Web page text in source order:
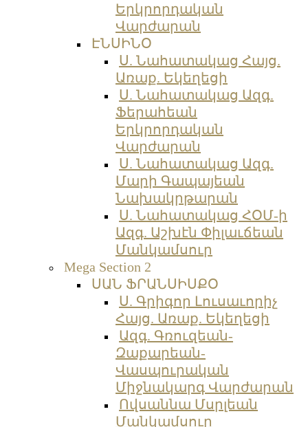
Երկրորդական
Վարժարան
ԷՆՍԻՆՕ
Ս. Նահատակաց Հայց.
Առաք. Եկեղեցի
Ս. Նահատակաց Ազգ.
Ֆերահեան
Երկրորդական
Վարժարան
Ս. Նահատակաց Ազգ.
Մարի Գապայեան
Նախակրթարան
Ս. Նահատակաց ՀՕՄ-ի
Ազգ. Աշխէն Փիլաւճեան
Մանկամսուր
Mega Section 2
ՍԱՆ ՖՐԱՆՍԻՍՔՕ
Ս. Գրիգոր Լուսաւորիչ
Հայց. Առաք. Եկեղեցի
Ազգ. Գռուզեան-
Զաքարեան-
Վասպուրական
Միջնակարգ Վարժարան
Ովսաննա Մսրլեան
Մանկամսուր